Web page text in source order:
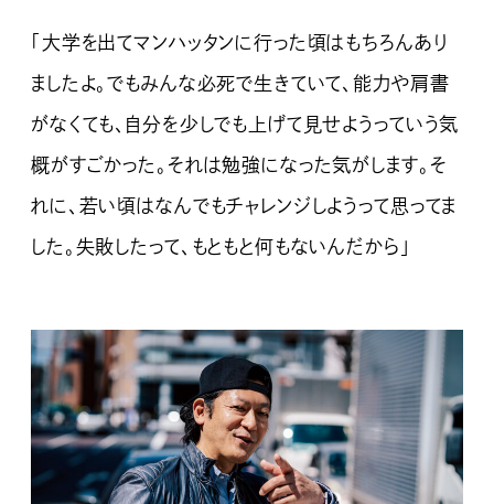
「大学を出てマンハッタンに行った頃はもちろんあり
ましたよ。でもみんな必死で生きていて、能力や肩書
がなくても、自分を少しでも上げて見せようっていう気
概がすごかった。それは勉強になった気がします。そ
れに、若い頃はなんでもチャレンジしようって思ってま
した。失敗したって、もともと何もないんだから」